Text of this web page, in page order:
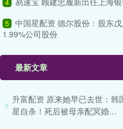
4
5
中国星配资 德尔股份：股东
1.99%公司股份
最新文章
升富配资 原来她早已去世：韩
星自杀！死后被母亲配冥婚…